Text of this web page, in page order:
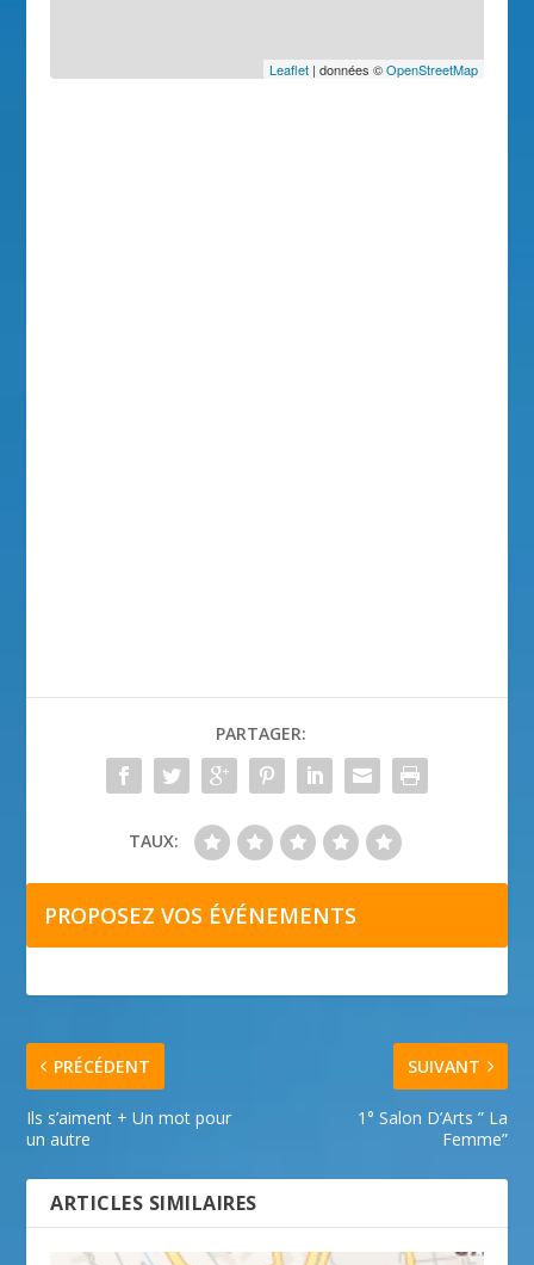
Leaflet| données ©OpenStreetMap
PARTAGER:
TAUX:
PROPOSEZ VOS ÉVÉNEMENTS
PRÉCÉDENT
Ils s’aiment + Un mot pour
un autre
SUIVANT
1° Salon D’Arts ” La
Femme”
ARTICLES SIMILAIRES